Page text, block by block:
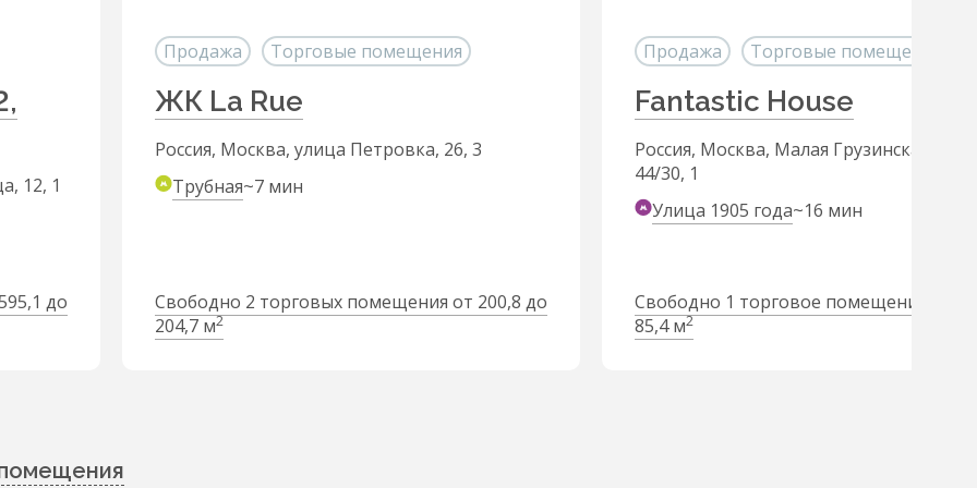
12, 1
до
Продажа Торговые помещения
ЖК La Rue
Россия, Москва, улица Петровка, 26, 3
Трубная~7 мин
Свободно 2 торговых помещения от 200,8 до
204,7 м2
Продажа Торговые помещения
Fantastic House
Россия, Москва, Малая Грузинская
44/30, 1
Улица 1905 года~16 мин
Свободно 1 торговое помещение от
85,4 м2